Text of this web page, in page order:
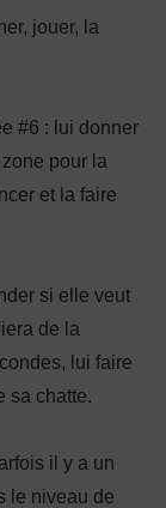
jouer, la
#6 : lui donner
pour la
et la faire
si elle veut
de la
lui faire
sa chatte.
il y a un
le niveau de